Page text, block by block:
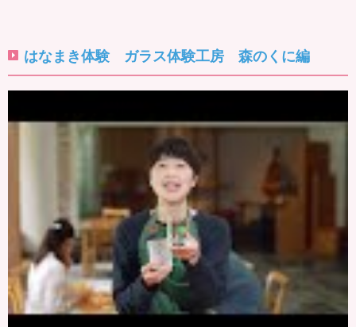
はなまき体験 ガラス体験工房 森のくに編